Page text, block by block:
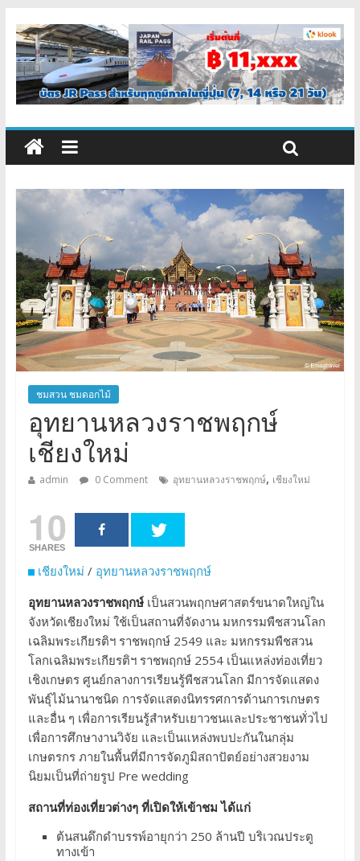
ชมสวน ชมดอกไม้
อุทยานหลวงราชพฤกษ์
เชียงใหม่
admin 0 Comment อุทยานหลวงราชพฤกษ์, เชียงใหม่
10
SHARES
เชียงใหม่ / อุทยานหลวงราชพฤกษ์
อุทยานหลวงราชพฤกษ์เป็นสวนพฤกษศาสตร์ขนาดใหญ่ใน
จังหวัดเชียงใหม่ ใช้เป็นสถานที่จัดงาน มหกรรมพืชสวนโลก
เฉลิมพระเกียรติฯ ราชพฤกษ์ 2549 และ มหกรรมพืชสวน
โลกเฉลิมพระเกียรติฯ ราชพฤกษ์ 2554 เป็นแหล่งท่องเที่ยว
เชิงเกษตร ศูนย์กลางการเรียนรู้พืชสวนโลก มีการจัดแสดง
พันธุ์ไม้นานาชนิด การจัดแสดงนิทรรศการด้านการเกษตร
และอื่น ๆ เพื่อการเรียนรู้สำหรับเยาวชนและประชาชนทั่วไป
เพื่อการศึกษางานวิจัย และเป็นแหล่งพบปะกันในกลุ่ม
เกษตรกร ภายในพื้นที่มีการจัดภูมิสถาปัตย์อย่างสวยงาม
นิยมเป็นที่ถ่ายรูป Pre wedding
สถานที่ท่องเที่ยวต่างๆ ที่เปิดให้เข้าชม ได้แก่
ต้นสนดึกดำบรรพ์อายุกว่า 250 ล้านปี บริเวณประตู
ทางเข้า